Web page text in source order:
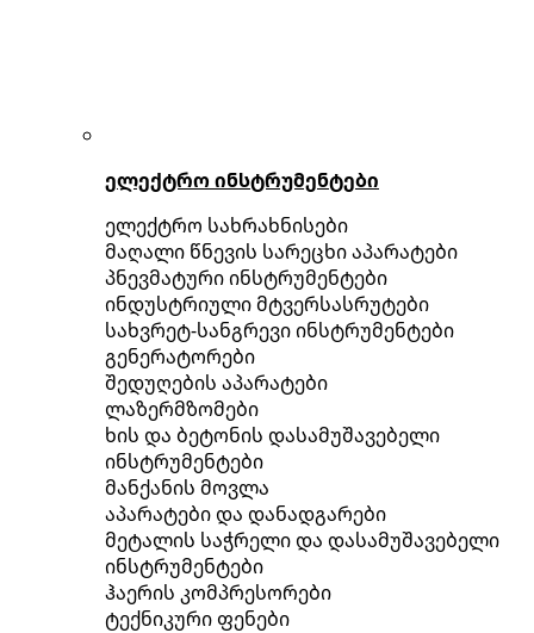
ელექტრო ინსტრუმენტები
ელექტრო სახრახნისები
მაღალი წნევის სარეცხი აპარატები
პნევმატური ინსტრუმენტები
ინდუსტრიული მტვერსასრუტები
სახვრეტ-სანგრევი ინსტრუმენტები
გენერატორები
შედუღების აპარატები
ლაზერმზომები
ხის და ბეტონის დასამუშავებელი
ინსტრუმენტები
მანქანის მოვლა
აპარატები და დანადგარები
მეტალის საჭრელი და დასამუშავებელი
ინსტრუმენტები
ჰაერის კომპრესორები
ტექნიკური ფენები